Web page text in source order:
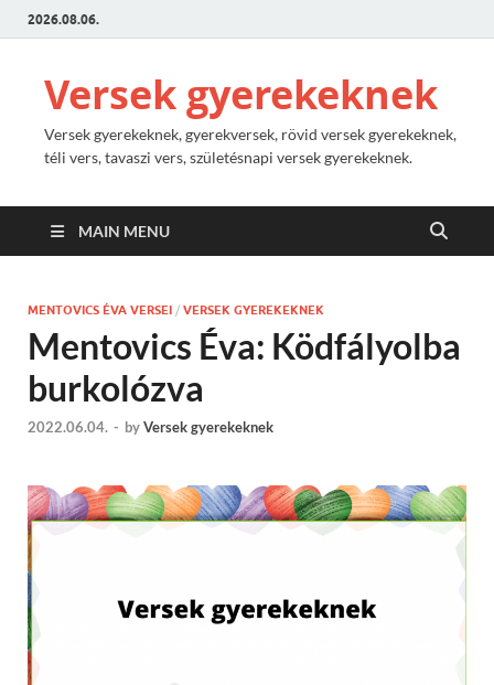
2026.08.06.
Versek gyerekeknek
Versek gyerekeknek, gyerekversek, rövid versek gyerekeknek,
téli vers, tavaszi vers, születésnapi versek gyerekeknek.
MAIN MENU
MENTOVICS ÉVA VERSEI / VERSEK GYEREKEKNEK
Mentovics Éva: Ködfályolba
burkolózva
2022.06.04. - byVersek gyerekeknek